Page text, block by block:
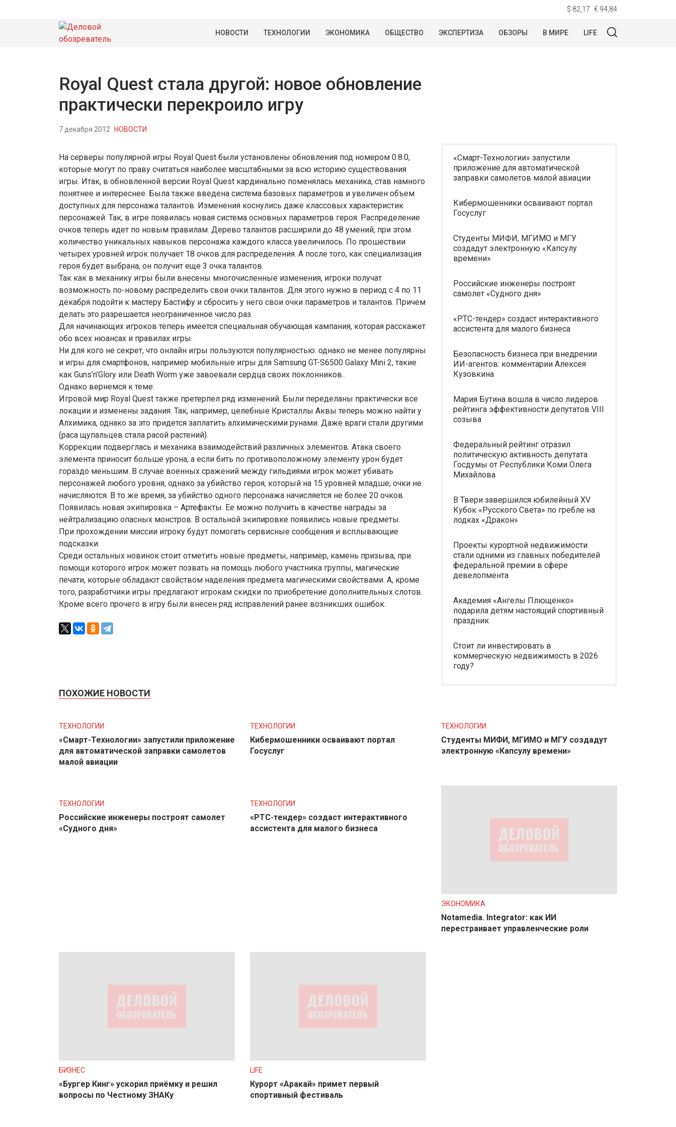
$ 82,17 € 94,84
НОВОСТИ ТЕХНОЛОГИИ ЭКОНОМИКА ОБЩЕСТВО ЭКСПЕРТИЗА ОБЗОРЫ В МИРЕ LIFE
Royal Quest стала другой: новое обновление
практически перекроило игру
7 декабря 2012 НОВОСТИ
На серверы популярной игры Royal Quest были установлены обновления под номером 0.8.0,
которые могут по праву считаться наиболее масштабными за всю историю существования
игры. Итак, в обновленной версии Royal Quest кардинально поменялась механика, став намного
понятнее и интереснее. Была также введена система базовых параметров и увеличен объем
доступных для персонажа талантов. Изменения коснулись даже классовых характеристик
персонажей. Так, в игре появилась новая система основных параметров героя. Распределение
очков теперь идет по новым правилам. Дерево талантов расширили до 48 умений, при этом
количество уникальных навыков персонажа каждого класса увеличилось. По прошествии
четырех уровней игрок получает 18 очков для распределения. А после того, как специализация
героя будет выбрана, он получит еще 3 очка талантов.
Так как в механику игры были внесены многочисленные изменения, игроки получат
возможность по-новому распределить свои очки талантов. Для этого нужно в период с 4 по 11
декабря подойти к мастеру Бастифу и сбросить у него свои очки параметров и талантов. Причем
делать это разрешается неограниченное число раз.
Для начинающих игроков теперь имеется специальная обучающая кампания, которая расскажет
обо всех нюансах и правилах игры.
Ни для кого не секрет, что онлайн игры пользуются популярностью. однако не менее популярны
и игры для смартфонов, например мобильные игры для Samsung GT-S6500 Galaxy Mini 2, такие
как Guns’n’Glory или Death Worm уже завоевали сердца своих поклонников..
Однако вернемся к теме:
Игровой мир Royal Quest также претерпел ряд изменений. Были переделаны практически все
локации и изменены задания. Так, например, целебные Кристаллы Аквы теперь можно найти у
Алхимика, однако за это придется заплатить алхимическими рунами. Даже враги стали другими
(раса щупальцев стала расой растений).
Коррекции подверглась и механика взаимодействий различных элементов. Атака своего
элемента приносит больше урона, а если бить по противоположному элементу урон будет
гораздо меньшим. В случае военных сражений между гильдиями игрок может убивать
персонажей любого уровня, однако за убийство героя, который на 15 уровней младше, очки не
начисляются. В то же время, за убийство одного персонажа начисляется не более 20 очков.
Появилась новая экипировка – Артефакты. Ее можно получить в качестве награды за
нейтрализацию опасных монстров. В остальной экипировке появились новые предметы.
При прохождении миссии игроку будут помогать сервисные сообщения и всплывающие
подсказки.
Среди остальных новинок стоит отметить новые предметы, например, камень призыва, при
помощи которого игрок может позвать на помощь любого участника группы, магические
печати, которые обладают свойством наделения предмета магическими свойствами. А, кроме
того, разработчики игры предлагают игрокам скидки по приобретение дополнительных слотов.
Кроме всего прочего в игру были внесен ряд исправлений ранее возникших ошибок.
«Смарт-Технологии» запустили
приложение для автоматической
заправки самолетов малой авиации
Кибермошенники осваивают портал
Госуслуг
Студенты МИФИ, МГИМО и МГУ
создадут электронную «Капсулу
времени»
Российские инженеры построят
самолет «Судного дня»
«РТС-тендер» создаст интерактивного
ассистента для малого бизнеса
Безопасность бизнеса при внедрении
ИИ-агентов: комментарии Алексея
Кузовкина
Мария Бутина вошла в число лидеров
рейтинга эффективности депутатов VIII
созыва
Федеральный рейтинг отразил
политическую активность депутата
Госдумы от Республики Коми Олега
Михайлова
В Твери завершился юбилейный XV
Кубок «Русского Света» по гребле на
лодках «Дракон»
Проекты курортной недвижимости
стали одними из главных победителей
федеральной премии в сфере
девелопмента
Академия «Ангелы Плющенко»
подарила детям настоящий спортивный
праздник
Стоит ли инвестировать в
коммерческую недвижимость в 2026
году?
ПОХОЖИЕ НОВОСТИ
ТЕХНОЛОГИИ
«Смарт-Технологии» запустили приложение
для автоматической заправки самолетов
малой авиации
ТЕХНОЛОГИИ
Кибермошенники осваивают портал
Госуслуг
ТЕХНОЛОГИИ
Студенты МИФИ, МГИМО и МГУ создадут
электронную «Капсулу времени»
ТЕХНОЛОГИИ
Российские инженеры построят самолет
«Судного дня»
ТЕХНОЛОГИИ
«РТС-тендер» создаст интерактивного
ассистента для малого бизнеса
ЭКОНОМИКА
Notamedia. Integrator: как ИИ
перестраивает управленческие роли
БИЗНЕС
«Бургер Кинг» ускорил приёмку и решил
вопросы по Честному ЗНАКу
LIFE
Курорт «Аракай» примет первый
спортивный фестиваль